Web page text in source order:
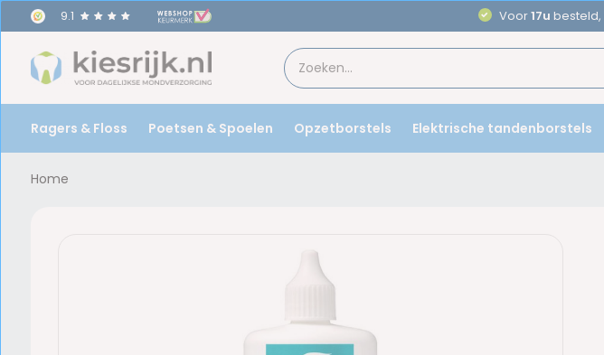
9.1 Voor17u besteld,
Ragers & Floss Poetsen & Spoelen Opzetborstels Elektrische tandenborstels
Home